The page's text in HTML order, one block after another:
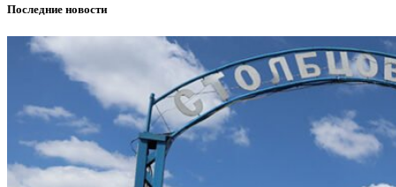
Последние новости